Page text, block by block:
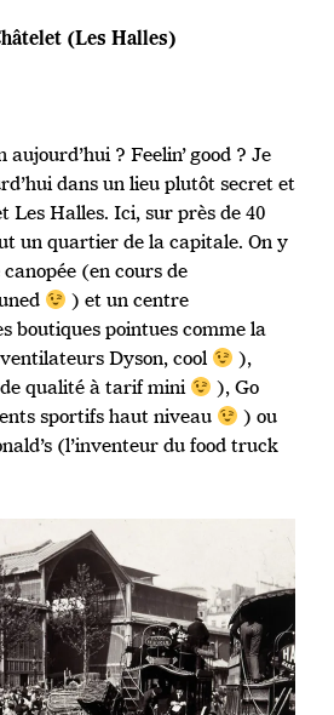
(Les Halles)
? Feelin’ good ? Je
dans un lieu plutôt secret et
Les Halles. Ici, sur près de 40
un quartier de la capitale. On y
(en cours de
) et un centre
boutiques pointues comme la
Dyson, cool
),
qualité à tarif mini
), Go
sportifs haut niveau
) ou
(l’inventeur du food truck